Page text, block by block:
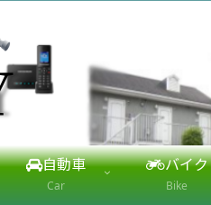
自動車
Car
バイク
Bike